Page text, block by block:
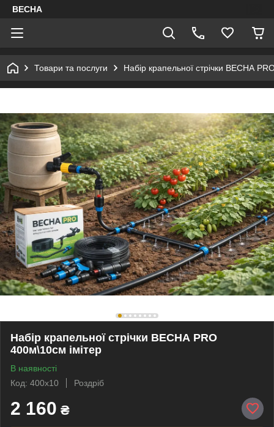
ВЕСНА
Товари та послуги Набір крапельної стрічки ВЕСНА
Набір крапельної стрічки ВЕСНА PRO
400м\10см імітер
В наявності
Код: 400х10
Роздріб
2 160 ₴